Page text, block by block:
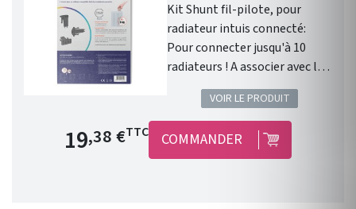
Kit Shunt fil-pilote, pour
radiateur intuis connecté:
Pour connecter jusqu'à 10
radiateurs ! A associer avec le
module Intuis pour une
installation fil pilote. Kit
Shunt à insérer dans le
radiateur équipé du module de
connexion pour connecter
VOIR LE PRODUIT
Prix de base
19,38 €TTC COMMANDER